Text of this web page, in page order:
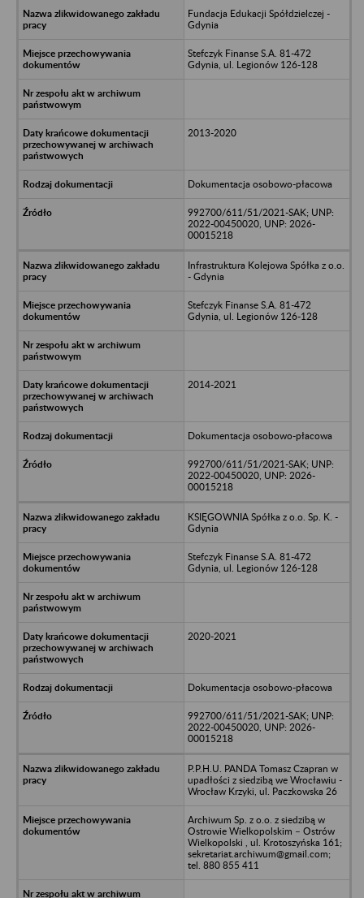
Fundacja Edukacji Spółdzielczej -
Gdynia
Stefczyk Finanse S.A. 81-472
Gdynia, ul. Legionów 126-128
2013-2020
Dokumentacja osobowo-płacowa
992700/611/51/2021-SAK; UNP:
2022-00450020, UNP: 2026-
00015218
Infrastruktura Kolejowa Spółka z o.o.
- Gdynia
Stefczyk Finanse S.A. 81-472
Gdynia, ul. Legionów 126-128
2014-2021
Dokumentacja osobowo-płacowa
992700/611/51/2021-SAK; UNP:
2022-00450020, UNP: 2026-
00015218
KSIĘGOWNIA Spółka z o.o. Sp. K. -
Gdynia
Stefczyk Finanse S.A. 81-472
Gdynia, ul. Legionów 126-128
2020-2021
Dokumentacja osobowo-płacowa
992700/611/51/2021-SAK; UNP:
2022-00450020, UNP: 2026-
00015218
P.P.H.U. PANDA Tomasz Czapran w
upadłości z siedzibą we Wrocławiu -
Wrocław Krzyki, ul. Paczkowska 26
Archiwum Sp. z o.o. z siedzibą w
Ostrowie Wielkopolskim – Ostrów
Wielkopolski , ul. Krotoszyńska 161;
sekretariat.archiwum@gmail.com;
tel. 880 855 411